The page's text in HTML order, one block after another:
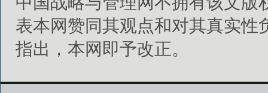
表本网赞同其观点和对其真实
指出，本网即予改正。